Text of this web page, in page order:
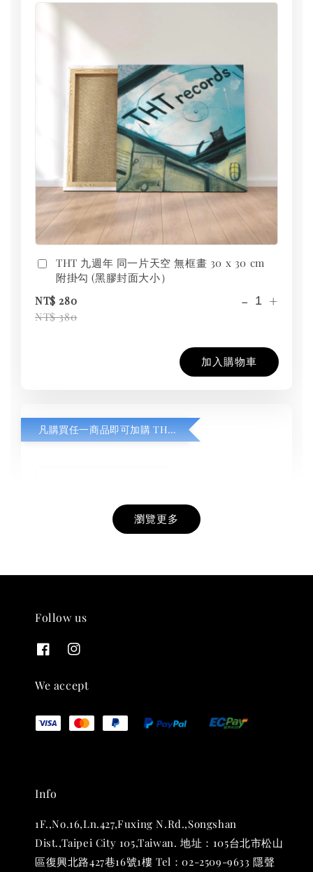
THT 九週年 同一片天空 無框畫 30 x 30 cm
附掛勾 (黑膠封面大小）
NT$ 280
NT$ 380
- +
加入購物車
凡購買任一商品即可加購 THT 九週年紀念 T-shirt
THT 九週年紀念 T-shirt
NT$ 880
加入購物車
瀏覽更多
Follow us
We accept
Info
1F.,No.16,Ln.427,Fuxing N.Rd.,Songshan
Dist.,Taipei City 105,Taiwan. 地址：105台北市松山
區復興北路427巷16號1樓 Tel：02-2509-9633 隱聲